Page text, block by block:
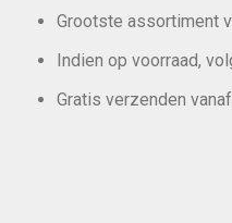
Grootste assortiment
Indien op voorraad,
Gratis verzenden